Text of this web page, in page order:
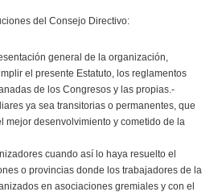
del Consejo Directivo:
general de la organización,
el presente Estatuto, los reglamentos
de los Congresos y las propias.-
ya sea transitorias o permanentes, que
mejor desenvolvimiento y cometido de la
cuando así lo haya resuelto el
o provincias donde los trabajadores de la
en asociaciones gremiales y con el